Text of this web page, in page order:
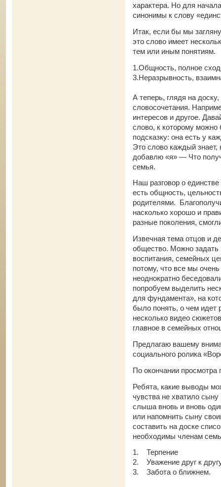
характера. Но для
синонимы к слову
Итак, если бы мы
это слово имеет
тем или иным понятиям.
1.Общность, полное
3.Неразрывность,
А теперь, глядя на
словосочетания.
интересов и другое.
слово, к которому можно
подсказку: она есть у
Это слово каждый
добавлю «я» — Что
семья.
Наш разговор о
есть общность,
родителями.
насколько хорошо и
разные поколения,
Извечная тема отцов и
общество. Можно задать
воспитания, семейных
потому, что все мы
неоднократно
попробуем выделить
для фундамента», на
было понять, о чем идет
несколько видео
главное в семейных
Предлагаю вашему
социального ролика
По окончании
Ребята, какие выводы
чувства не хватило
слыша вновь и вновь
или напомнить сыну
составить на доске
необходимы членам
1. Терпение
2. Уважение друг к
3. Забота о ближнем.